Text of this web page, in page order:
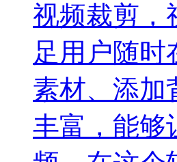
视频裁剪，
足用户随时
素材、添加
丰富，能够